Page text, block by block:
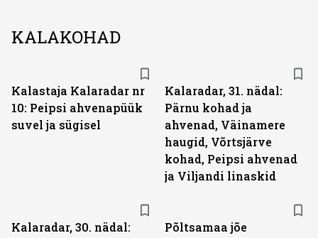
KALAKOHAD
Kalastaja Kalaradar nr
10: Peipsi ahvenapüük
suvel ja sügisel
Kalaradar, 31. nädal:
Pärnu kohad ja
ahvenad, Väinamere
haugid, Võrtsjärve
kohad, Peipsi ahvenad
ja Viljandi linaskid
Kalaradar, 30. nädal:
Põltsamaa jõe